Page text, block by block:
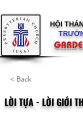
HỘI
< Back
LỜI TỰA - LỜI GIỚI